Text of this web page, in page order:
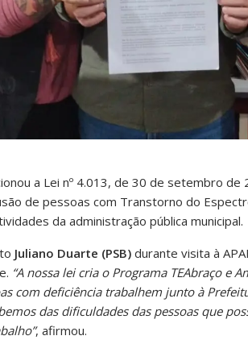
a Lei nº 4.013, de 30 de setembro de
de pessoas com Transtorno do
da administração pública municipal.
Juliano Duarte (PSB) durante visita à
“A nossa lei cria o Programa TEAbraço e
com deficiência trabalhem junto à
das dificuldades das pessoas que
, afirmou.